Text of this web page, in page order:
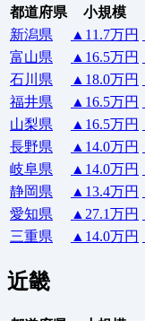
都道府県 小規模
新潟県
▲11.7万円
富山県
▲16.5万円
石川県
▲18.0万円
福井県
▲16.5万円
山梨県
▲16.5万円
長野県
▲14.0万円
岐阜県
▲14.0万円
静岡県
▲13.4万円
愛知県
▲27.1万円
三重県
▲14.0万円
近畿